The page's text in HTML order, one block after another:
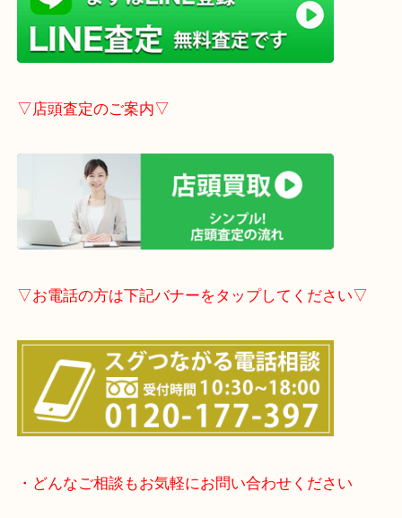
→こちら
事前にご連絡頂ければ内容によりますが受付時間終
▽LINE査定のご案内▽
▽店頭査定のご案内▽